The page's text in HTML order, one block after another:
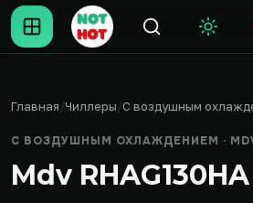
Главная Чиллеры С воздушным
С ВОЗДУШНЫМ ОХЛАЖДЕНИЕМ ·
Mdv RHAG130HA